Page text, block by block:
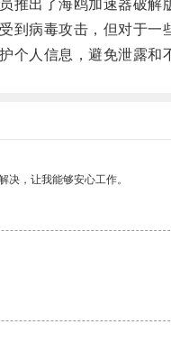
出了海鸥加速器破解
病毒攻击，但对于一
人信息，避免泄露和
，让我能够安心工作。